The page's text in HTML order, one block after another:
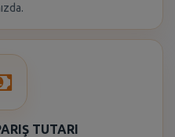
TUTARI